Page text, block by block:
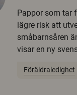
Pappor som tar
lägre risk att
småbarnsåren
visar en ny
Föräldraledighet